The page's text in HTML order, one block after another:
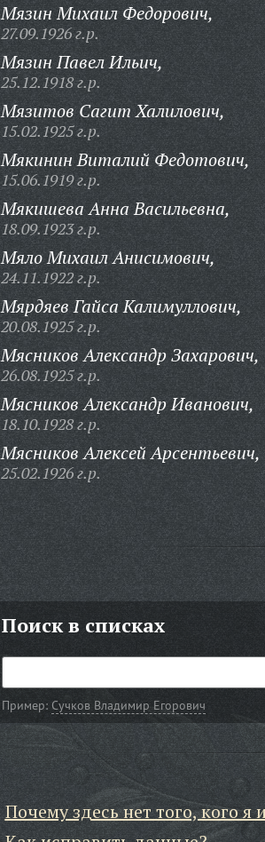
Мязин Михаил Федорович,
27.09.1926 г.р.
Мязин Павел Ильич,
25.12.1918 г.р.
Мязитов Сагит Халилович,
15.02.1925 г.р.
Мякинин Виталий Федотович,
15.06.1919 г.р.
Мякишева Анна Васильевна,
18.09.1923 г.р.
Мяло Михаил Анисимович,
24.11.1922 г.р.
Мярдяев Гайса Калимуллович,
20.08.1925 г.р.
Мясников Александр Захарович,
26.08.1925 г.р.
Мясников Александр Иванович,
18.10.1928 г.р.
Мясников Алексей Арсентьевич,
25.02.1926 г.р.
Поиск в списках
Пример: Сучков Владимир Егорович
Почему здесь нет того, кого я